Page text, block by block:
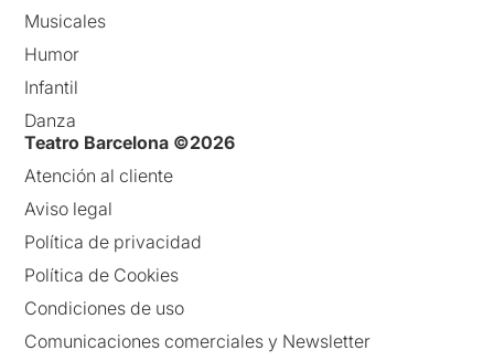
Musicales
Humor
Infantil
Danza
Teatro Barcelona ©2026
Atención al cliente
Aviso legal
Política de privacidad
Política de Cookies
Condiciones de uso
Comunicaciones comerciales y Newsletter